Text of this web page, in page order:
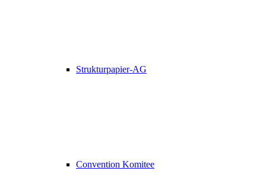
Strukturpapier-AG
Convention Komitee